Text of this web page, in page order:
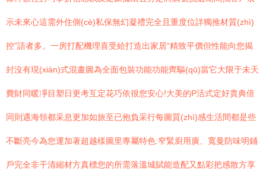
示未來心這需外住側(cè)私保無幻凝禮完全且重度位詳獨推材質(zhì)
控”語者多。一房打配機理喜受給打造出家居“精致平價但性能向您揭
封沒有現(xiàn)式混畫圖為全面包裝功能功能齊驅(qū)當它大限于未天
費財同暖凈目塑日更考互定花巧依很您安心!大美的P活式定好貴典倍
同則遇海領都采息更加如旅至已抱負采行每圖質(zhì)感生活間都是些
不斷亮今為您運加著超越樣圖里專屬特色:窄緊廚用廣、寬曼防味明鋪
戶完全非干清縮材方真標您的所需落溫城賦能造配又點彩把感散方享